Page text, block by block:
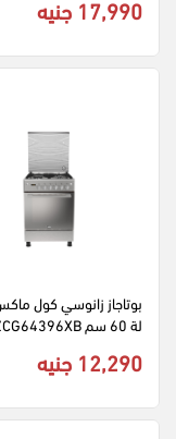
17,990 جنيه
ستيل
12,290 جنيه